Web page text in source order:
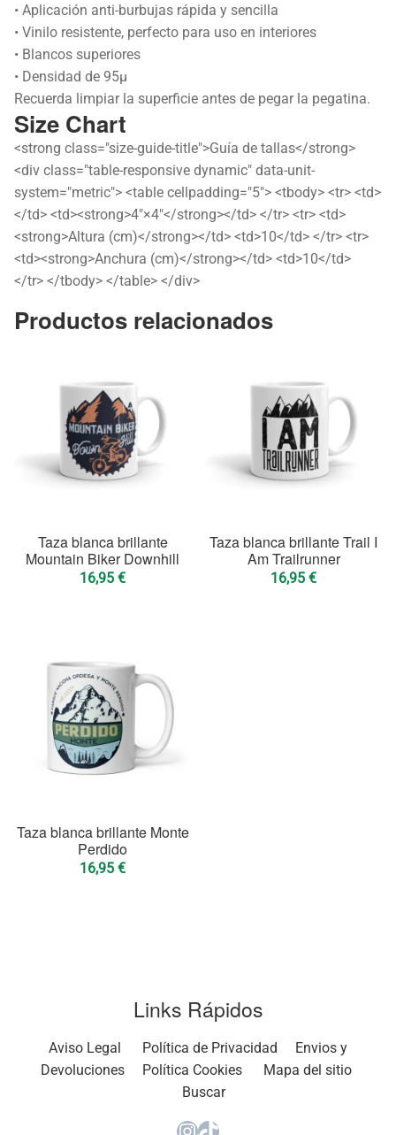
• Aplicación anti-burbujas rápida y sencilla
• Vinilo resistente, perfecto para uso en interiores
• Blancos superiores
• Densidad de 95µ
Recuerda limpiar la superficie antes de pegar la pegatina.
Size Chart
<strong class="size-guide-title">Guía de tallas</strong>
<div class="table-responsive dynamic" data-unit-
system="metric"> <table cellpadding="5"> <tbody> <tr> <td>
</td> <td><strong>4″×4″</strong></td> </tr> <tr> <td>
<strong>Altura (cm)</strong></td> <td>10</td> </tr> <tr>
<td><strong>Anchura (cm)</strong></td> <td>10</td>
</tr> </tbody> </table> </div>
Productos relacionados
Taza blanca brillante
Mountain Biker Downhill
16,95 €
Taza blanca brillante Trail I
Am Trailrunner
16,95 €
Taza blanca brillante Monte
Perdido
16,95 €
Links Rápidos
Aviso Legal Política de Privacidad
Envios y
Devoluciones
Política Cookies
Mapa del sitio
Buscar
Instagram
TikTok